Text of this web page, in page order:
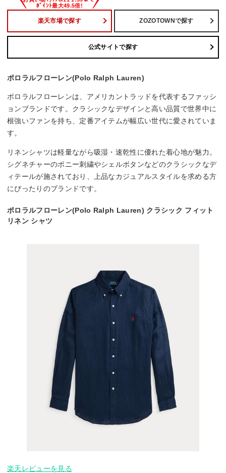
楽天市場で探す ZOZOTOWNで探す
公式サイトで探す
ポロラルフローレン(Polo Ralph Lauren)
ポロラルフローレンは、アメリカントラッドを代表するファッシ
ョンブランドです。クラシックなデザインと高い品質で世界中に
根強いファンを持ち、定番アイテムが幅広い世代に愛されていま
す。
リネンシャツは軽量ながら吸湿・速乾性に優れた着心地が魅力。
シグネチャーのポニー刺繍やシェルボタンなどのクラシックなデ
ィテールが施されており、上品なカジュアルスタイルを求める方
にぴったりのブランドです。
ポロラルフローレン(Polo Ralph Lauren) クラシック フィット
リネン シャツ
楽天レビューを見る